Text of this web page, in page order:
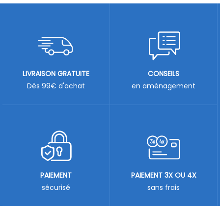
LIVRAISON GRATUITE
Dès 99€ d'achat
CONSEILS
en aménagement
PAIEMENT
sécurisé
PAIEMENT 3X OU 4X
sans frais